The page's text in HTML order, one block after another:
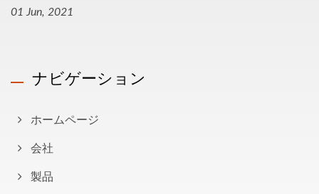
01 Jun, 2021
ナビゲーション
ホームページ
会社
製品